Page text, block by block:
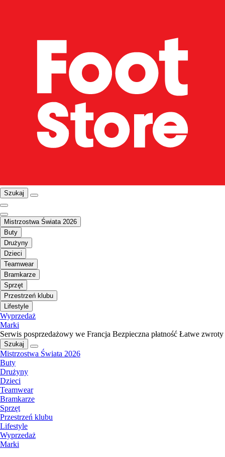
Szukaj
Mistrzostwa Świata 2026
Buty
Drużyny
Dzieci
Teamwear
Bramkarze
Sprzęt
Przestrzeń klubu
Lifestyle
Wyprzedaż
Marki
Serwis posprzedażowy we Francja Bezpieczna płatność Łatwe zwroty
Szukaj
Mistrzostwa Świata 2026
Buty
Drużyny
Dzieci
Teamwear
Bramkarze
Sprzęt
Przestrzeń klubu
Lifestyle
Wyprzedaż
Marki